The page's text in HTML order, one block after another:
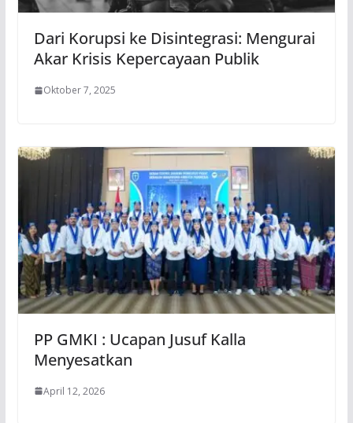
Dari Korupsi ke Disintegrasi: Mengurai
Akar Krisis Kepercayaan Publik
Oktober 7, 2025
PP GMKI : Ucapan Jusuf Kalla
Menyesatkan
April 12, 2026